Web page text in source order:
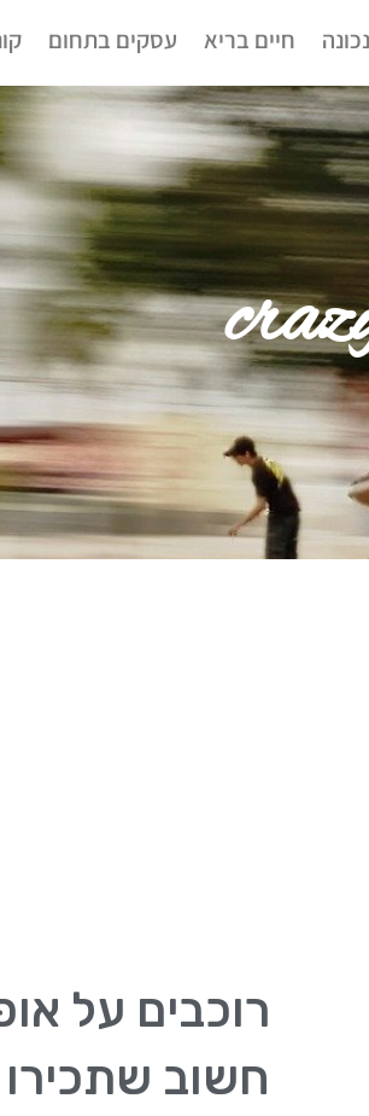
חיים בריא עסקים בתחום
רוכבים על
חשוב